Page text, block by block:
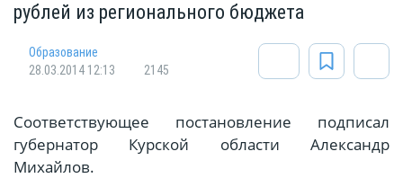
рублей из регионального бюджета
Oбразование
28.03.2014 12:13
2145
Соответствующее постановление подписал
губернатор Курской области Александр
Михайлов.